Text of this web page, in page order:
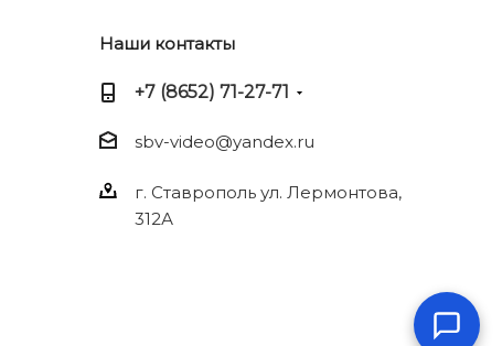
Наши контакты
+7 (8652) 71-27-71
sbv-video@yandex.ru
г. Ставрополь ул. Лермонтова,
312А